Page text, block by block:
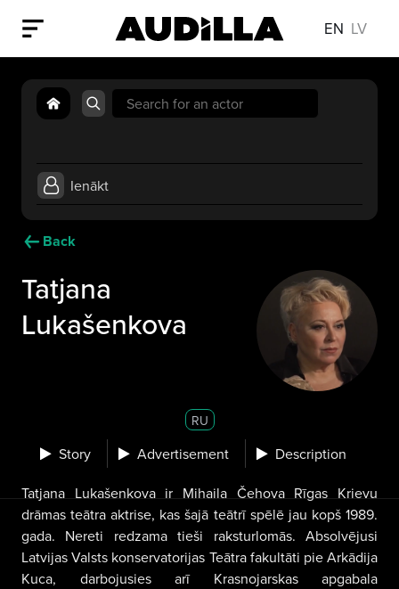
EN LV
Search
for:
Ienākt
Back
Tatjana
Lukašenkova
RU
Story Advertisement Description
Tatjana Lukašenkova ir Mihaila Čehova Rīgas Krievu
drāmas teātra aktrise, kas šajā teātrī spēlē jau kopš 1989.
gada. Nereti redzama tieši raksturlomās. Absolvējusi
Latvijas Valsts konservatorijas Teātra fakultāti pie Arkādija
Kuca, darbojusies arī Krasnojarskas apgabala